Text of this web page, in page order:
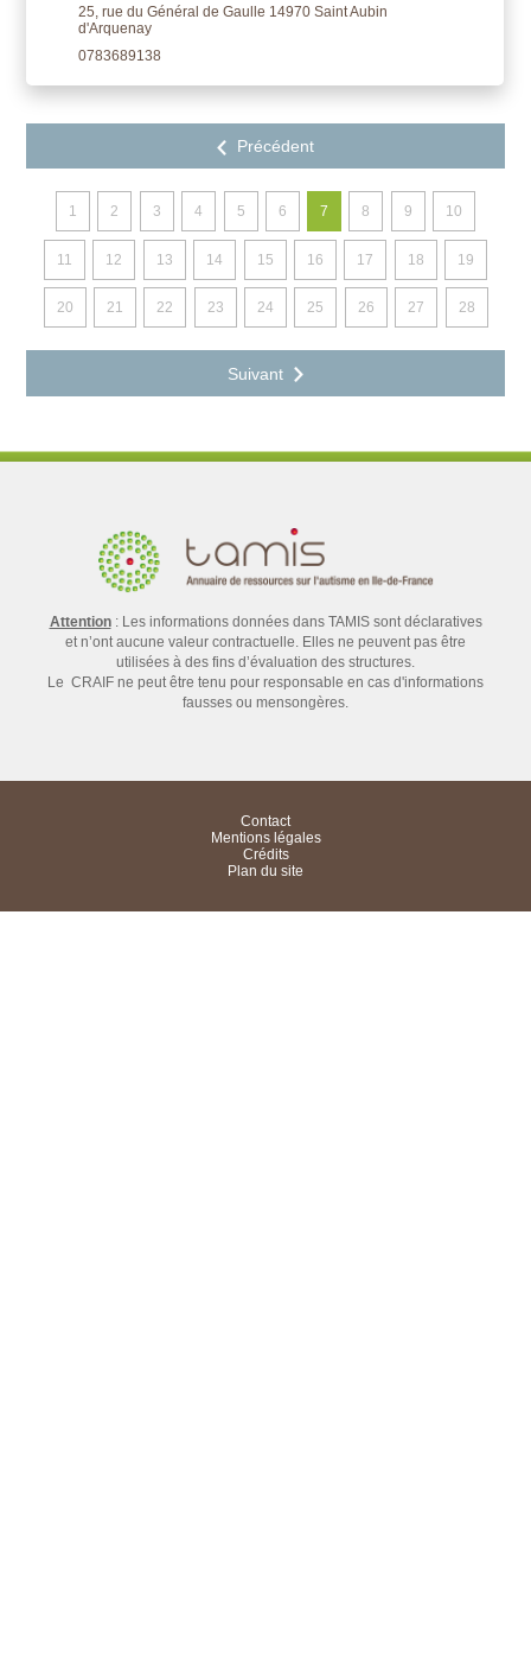
25, rue du Général de Gaulle 14970 Saint Aubin
d'Arquenay
0783689138
1 2 3 4 5 6 7 8 9 10
11 12 13 14 15 16 17 18 19
20 21 22 23 24 25 26 27 28
Attention: Les informations données dans TAMIS sont déclaratives
et n’ont aucune valeur contractuelle. Elles ne peuvent pas être
utilisées à des fins d’évaluation des structures.
Le CRAIF ne peut être tenu pour responsable en cas d'informations
fausses ou mensongères.
Contact
Mentions légales
Crédits
Plan du site